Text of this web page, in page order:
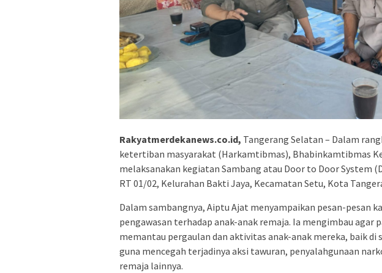
Rakyatmerdekanews.co.id, Tangerang Selatan – Dalam
ketertiban masyarakat (Harkamtibmas), Bhabinkamtibmas
melaksanakan kegiatan Sambang atau Door to Door System
RT 01/02, Kelurahan Bakti Jaya, Kecamatan Setu, Kota
Dalam sambangnya, Aiptu Ajat menyampaikan pesan-pesan
pengawasan terhadap anak-anak remaja. Ia mengimbau
memantau pergaulan dan aktivitas anak-anak mereka, baik di
guna mencegah terjadinya aksi tawuran, penyalahgunaan
remaja lainnya.